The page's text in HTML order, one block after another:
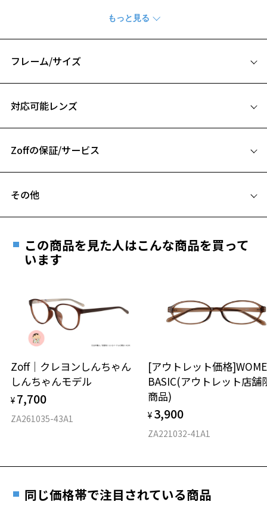
※柄や色味の出方に個体差があり、画像と異なる場合がございます。
BUSINESS ページをみる
※アウトレット商品は、販売から一定期間経過した商品などです。キ
ズ、汚れなどがあるB級品ではございません。
フレーム/サイズ
B ブリッジ(鼻部分)の横幅：16mm
仕上がり寸法
D 仕上がりの横幅：約138mm
15.7g
対応可能レンズ
フレームとレンズの合計料金を知りたい方へ
Zoffの保証/サービス
安心1 フレーム１年間品質保証
きます。
※保証期間内に交換が行われた場合、保証期間は初期の期間から
延長されません。
安心2 視力測定無料
視力の変化を早めに発見するために、定期的な視
力測定をおすすめいたします。
安心3 かかり具合調整無料
す。
その他
この商品を見た人はこんな商品を買って
います
Zoff｜クレヨンしんちゃん
しんちゃんモデル
¥ 7,700
ZA261035-43A1
[アウトレット価格
BASIC(アウトレット店舗
商品)
¥ 3,900
ZA221032-41A1
同じ価格帯で注目されている商品